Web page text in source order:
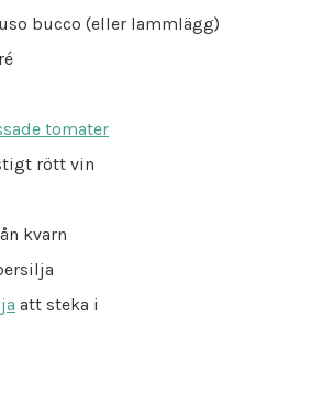
bucco (eller lammlägg)
tomater
rött vin
kvarn
att steka i